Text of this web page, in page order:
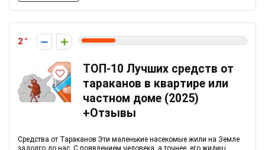
2
ТОП-10 Лучших средств от
тараканов в квартире или
частном доме (2025)
+Отзывы
Средства от Тараканов Эти маленькие насекомые жили на Земле